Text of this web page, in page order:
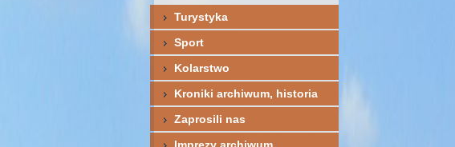
Turystyka
Sport
Kolarstwo
Kroniki archiwum, historia
Zaprosili nas